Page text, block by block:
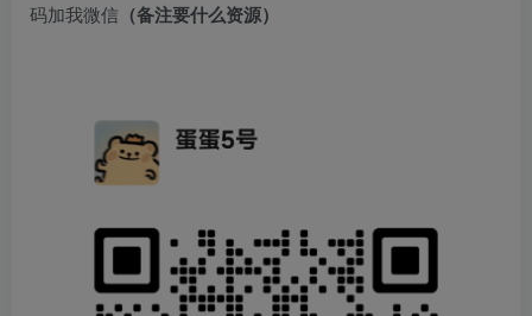
码加我微信 （备注要什么资源）